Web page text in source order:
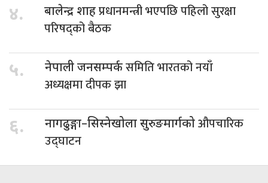
४. बालेन्द्र शाहप्रधानमन्त्री भएपछि पहिलो सुरक्षा
परिषद्को बैठक
५. नेपाली जनसम्पर्कसमिति भारतको नयाँ
अध्यक्षमा दीपक झा
६. नागढुङ्गा–सिस्नेखोला सुरुङमार्गकोऔपचारिक
उद्घाटन